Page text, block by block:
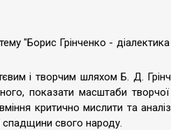
"Борис Грінченко - діалектика
і творчим шляхом Б. Д.
показати масштаби
критично мислити та
спадщини свого народу.